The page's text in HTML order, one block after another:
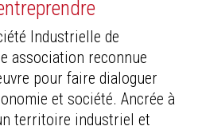
Industrielle de
association reconnue
pour faire dialoguer
et société. Ancrée à
territoire industriel et